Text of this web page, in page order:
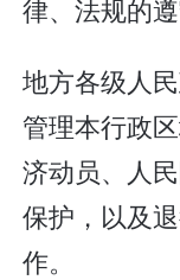
律、法规的遵
地方各级人
管理本行政
济动员、人
保护，以及
作。